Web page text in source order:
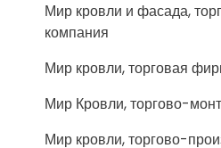
Мир кровли и фасада,
компания
Мир кровли, торговая
Мир Кровли, торгово-
Мир кровли, торгово-